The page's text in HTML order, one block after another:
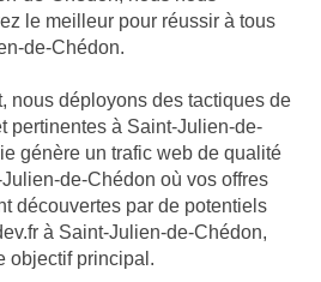
le meilleur pour réussir à tous
de-Chédon.
nous déployons des tactiques de
pertinentes à Saint-Julien-de-
génère un trafic web de qualité
de-Chédon où vos offres
découvertes par de potentiels
à Saint-Julien-de-Chédon,
objectif principal.